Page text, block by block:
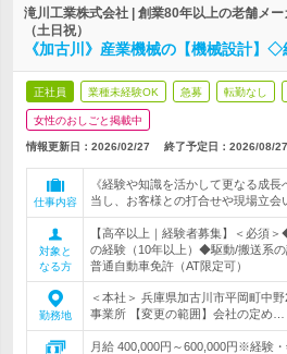
滝川工業株式会社 | 創業80年以上の老舗メ
（土日祝）
《加古川》産業機械の【機械設計】
正社員 業種未経験OK 急募 転勤なし
女性のおしごと掲載中
情報更新日：2026/02/27 終了予定日： 2026/08/27
仕事内容
《経験や知識を活かして更なる成
当し、お客様との打合せや現場立会
対象と
なる方
【高卒以上｜経験者募集】＜必須
の経験（10年以上）◆駆動/搬送系
普通自動車免許（AT限定可）
勤務地
＜本社＞ 兵庫県加古川市平岡町中
事業所 【変更の範囲】会社の定め…
月給 400,000円～600,000円※経験